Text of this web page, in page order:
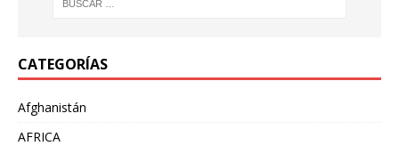
CATEGORÍAS
Afghanistán
AFRICA